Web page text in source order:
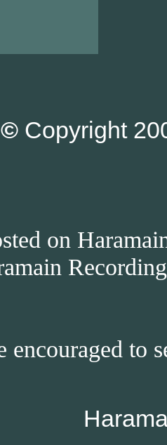
© Copyright
on
encouraged to